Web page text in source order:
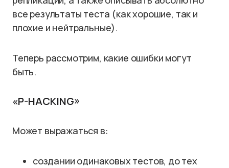
все результаты теста (как хорошие, так и
плохие и нейтральные).
Теперь рассмотрим, какие ошибки могут
быть.
«P-HACKING»
Может выражаться в:
создании одинаковых тестов, до тех